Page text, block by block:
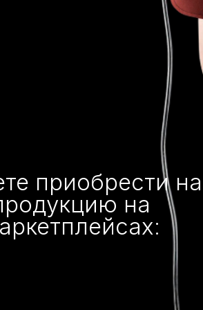
приобрести
на